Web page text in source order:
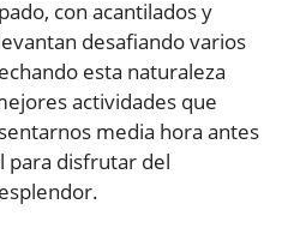
con acantilados y
desafiando varios
esta naturaleza
actividades que
media hora antes
para disfrutar del